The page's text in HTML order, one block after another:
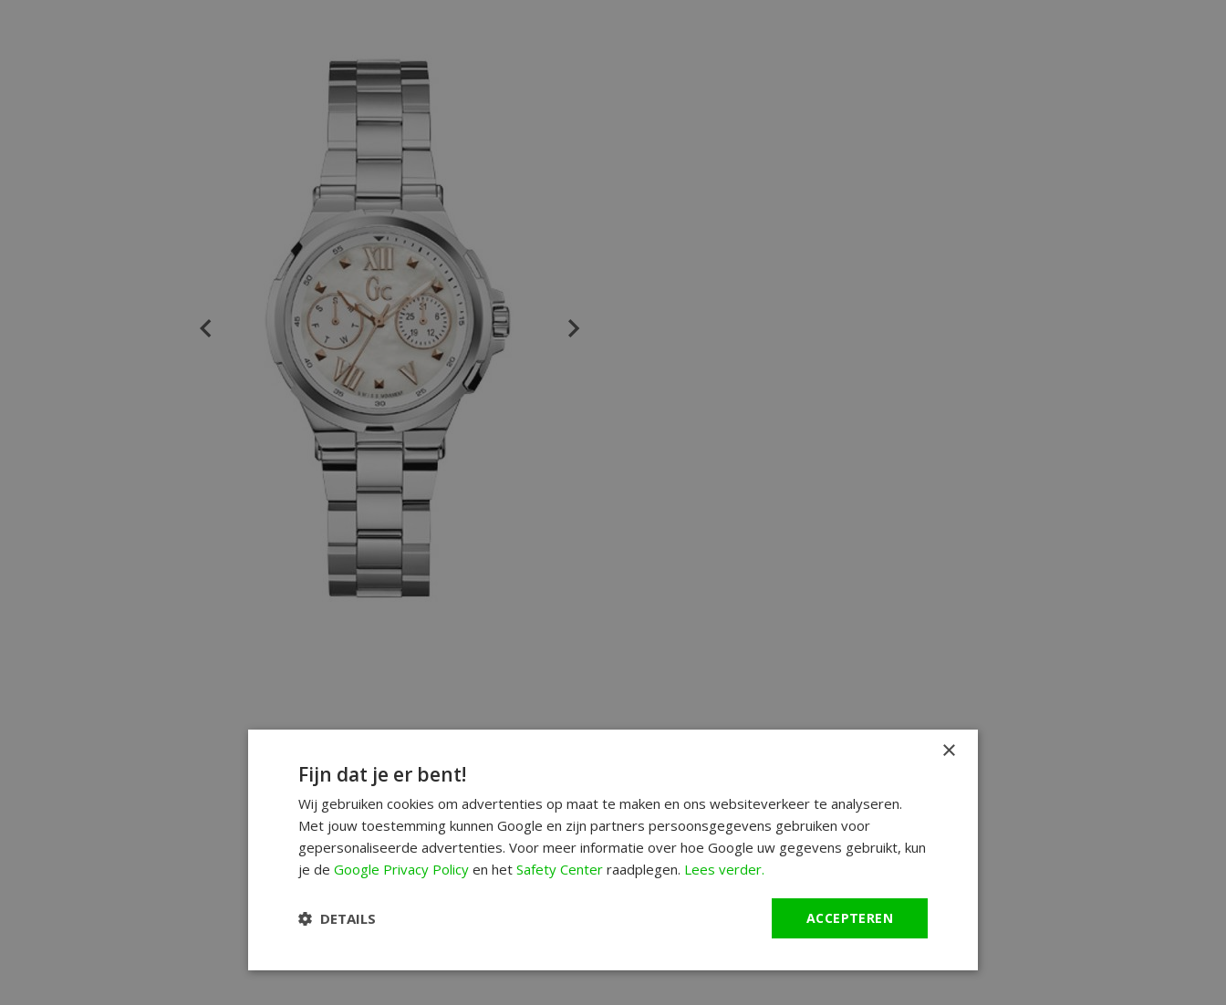
×
Fijn dat je er bent!
Wij gebruiken cookies om advertenties op maat te maken en ons websiteverkeer te analyseren.
Met jouw toestemming kunnen Google en zijn partners persoonsgegevens gebruiken voor
gepersonaliseerde advertenties. Voor meer informatie over hoe Google uw gegevens gebruikt, kun
je de Google Privacy Policy en het Safety Center raadplegen. Lees verder.
ACCEPTEREN
DETAILS